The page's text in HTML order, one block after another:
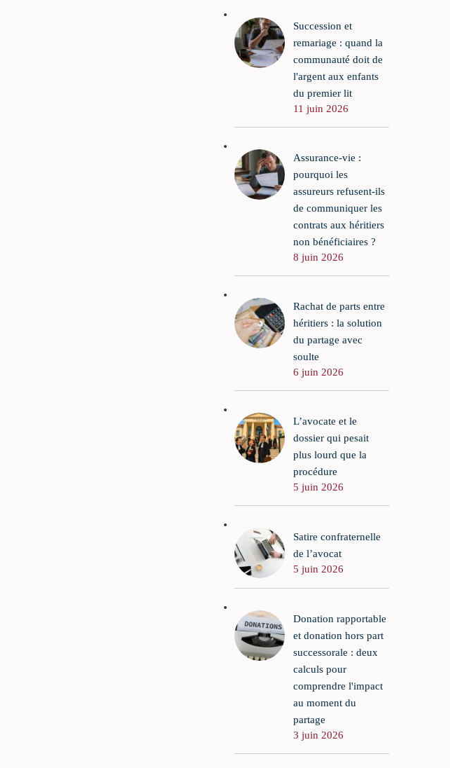
Succession et
remariage : quand la
communauté doit de
l'argent aux enfants
du premier lit
11 juin 2026
Assurance-vie :
pourquoi les
assureurs refusent-ils
de communiquer les
contrats aux héritiers
non bénéficiaires ?
8 juin 2026
Rachat de parts entre
héritiers : la solution
du partage avec
soulte
6 juin 2026
L’avocate et le
dossier qui pesait
plus lourd que la
procédure
5 juin 2026
Satire confraternelle
de l’avocat
5 juin 2026
Donation rapportable
et donation hors part
successorale : deux
calculs pour
comprendre l'impact
au moment du
partage
3 juin 2026